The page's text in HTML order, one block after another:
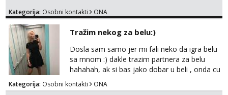
Kategorija: Osobni kontakti ONA
Tražim nekog za belu:)
Dosla sam samo jer mi fali neko da igra belu
sa mnom :) dakle trazim partnera za belu
hahahah, ak si bas jako dobar u beli , onda cu
razmislit za dalje Klikni na link ispod i nadji me
tamo, cekam te!
Kategorija: Osobni kontakti ONA